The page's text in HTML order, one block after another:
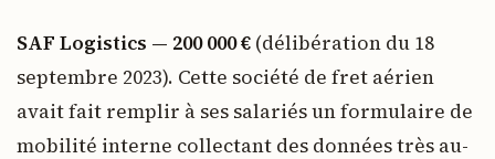
SAF Logistics — 200 000 € (délibération du 18
septembre 2023). Cette société de fret aérien
avait fait remplir à ses salariés un formulaire de
mobilité interne collectant des données très au-